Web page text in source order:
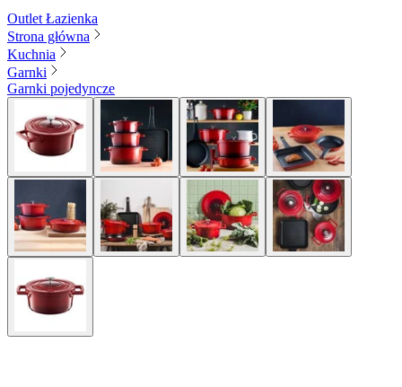
Outlet Łazienka
Strona główna
Kuchnia
Garnki
Garnki pojedyncze